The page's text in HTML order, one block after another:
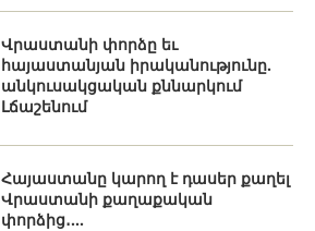
Վրաստանի փորձը եւ
հայաստանյան իրականությունը.
անկուսակցական քննարկում
Լճաշենում
Հայաստանը կարող է դասեր քաղել
Վրաստանի քաղաքական
փորձից․...